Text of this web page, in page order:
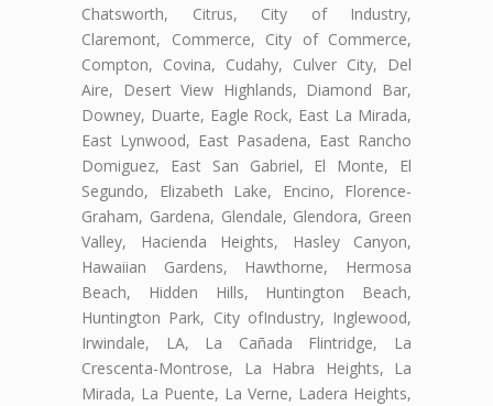
Chatsworth, Citrus, City of Industry,
Claremont, Commerce, City of Commerce,
Compton, Covina, Cudahy, Culver City, Del
Aire, Desert View Highlands, Diamond Bar,
Downey, Duarte, Eagle Rock, East La Mirada,
East Lynwood, East Pasadena, East Rancho
Domiguez, East San Gabriel, El Monte, El
Segundo, Elizabeth Lake, Encino, Florence-
Graham, Gardena, Glendale, Glendora, Green
Valley, Hacienda Heights, Hasley Canyon,
Hawaiian Gardens, Hawthorne, Hermosa
Beach, Hidden Hills, Huntington Beach,
Huntington Park, City ofIndustry, Inglewood,
Irwindale, LA, La Cañada Flintridge, La
Crescenta-Montrose, La Habra Heights, La
Mirada, La Puente, La Verne, Ladera Heights,